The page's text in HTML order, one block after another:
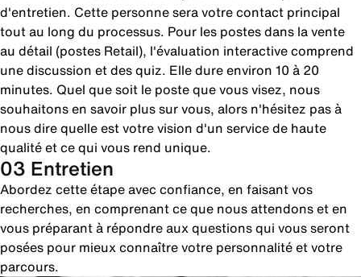
d'entretien. Cette personne sera votre contact principal
tout au long du processus. Pour les postes dans la vente
au détail (postes Retail), l'évaluation interactive comprend
une discussion et des quiz. Elle dure environ 10 à 20
minutes. Quel que soit le poste que vous visez, nous
souhaitons en savoir plus sur vous, alors n'hésitez pas à
nous dire quelle est votre vision d'un service de haute
qualité et ce qui vous rend unique.
03 Entretien
Abordez cette étape avec confiance, en faisant vos
recherches, en comprenant ce que nous attendons et en
vous préparant à répondre aux questions qui vous seront
posées pour mieux connaître votre personnalité et votre
parcours.